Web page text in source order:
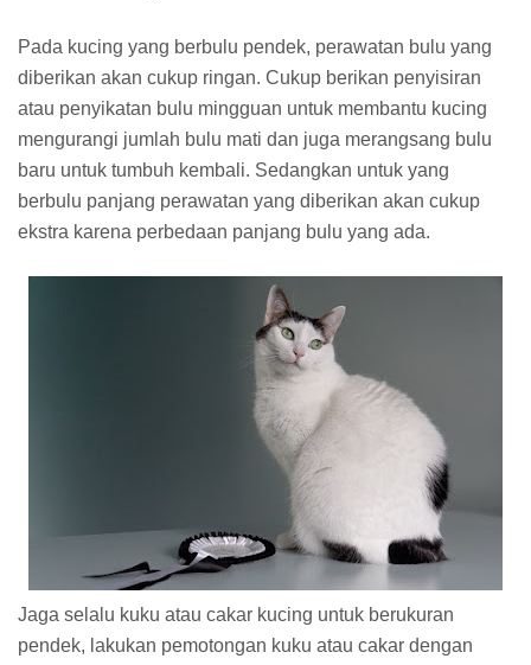
Pada kucing yang berbulu pendek, perawatan bulu yang
diberikan akan cukup ringan. Cukup berikan penyisiran
atau penyikatan bulu mingguan untuk membantu kucing
mengurangi jumlah bulu mati dan juga merangsang bulu
baru untuk tumbuh kembali. Sedangkan untuk yang
berbulu panjang perawatan yang diberikan akan cukup
ekstra karena perbedaan panjang bulu yang ada.
Jaga selalu kuku atau cakar kucing untuk berukuran
pendek, lakukan pemotongan kuku atau cakar dengan